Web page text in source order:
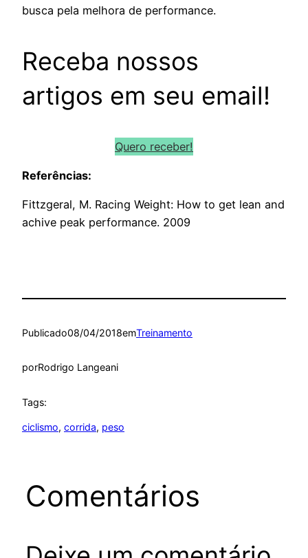
busca pela melhora de performance.
Receba nossos
artigos em seu email!
Quero receber!
Referências:
Fittzgeral, M. Racing Weight: How to get lean and
achive peak performance. 2009
Publicado08/04/2018emTreinamento
porRodrigo Langeani
Tags:
ciclismo, corrida, peso
Comentários